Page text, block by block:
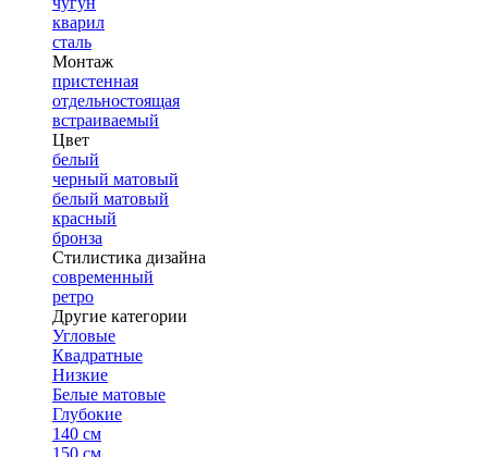
кварил
сталь
Монтаж
пристенная
отдельностоящая
встраиваемый
Цвет
белый
черный матовый
белый матовый
красный
бронза
Стилистика дизайна
современный
ретро
Другие категории
Угловые
Квадратные
Низкие
Белые матовые
Глубокие
140 см
150 см